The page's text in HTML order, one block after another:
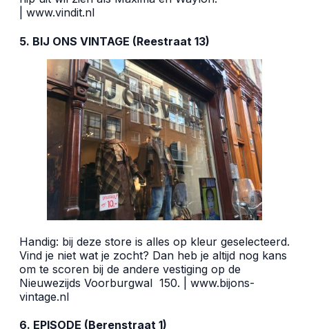
www.vindit.nl
5. BIJ ONS VINTAGE (Reestraat 13)
Handig: bij deze store is alles op kleur geselecteerd.
Vind je niet wat je zocht? Dan heb je altijd nog kans
om te scoren bij de andere vestiging op de
Nieuwezijds Voorburgwal 150. | www.bijons-
vintage.nl
6. EPISODE (Berenstraat 1)